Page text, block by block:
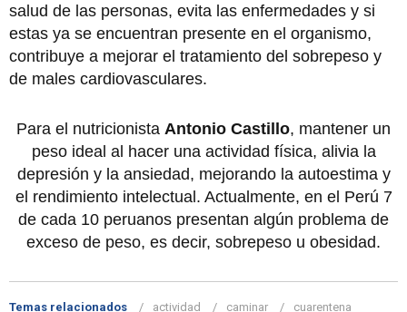
salud de las personas, evita las enfermedades y si
estas ya se encuentran presente en el organismo,
contribuye a mejorar el tratamiento del sobrepeso y
de males cardiovasculares.
Para el nutricionista Antonio Castillo, mantener un
peso ideal al hacer una actividad física, alivia la
depresión y la ansiedad, mejorando la autoestima y
el rendimiento intelectual. Actualmente, en el Perú 7
de cada 10 peruanos presentan algún problema de
exceso de peso, es decir, sobrepeso u obesidad.
Temas relacionados actividad caminar cuarentena